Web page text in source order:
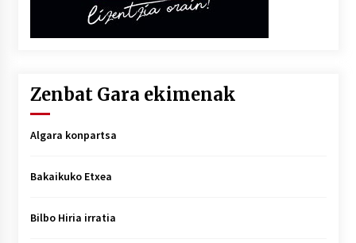
Zenbat Gara ekimenak
Algara konpartsa
Bakaikuko Etxea
Bilbo Hiria irratia